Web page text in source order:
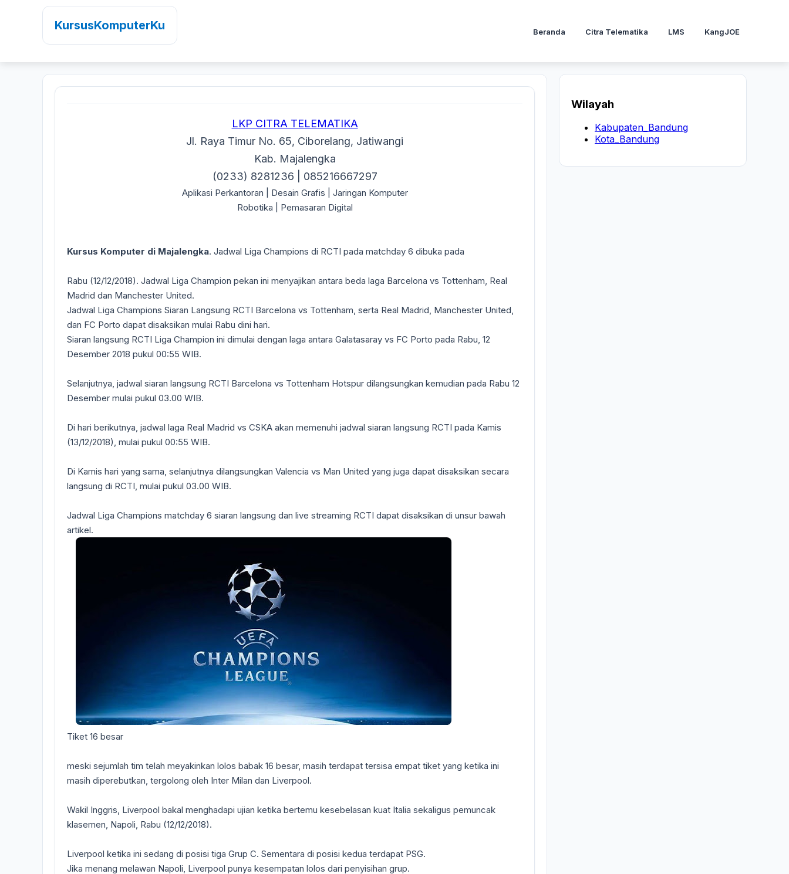
KursusKomputerKu Beranda Citra Telematika LMS KangJOE
LKP CITRA TELEMATIKA
Jl. Raya Timur No. 65, Ciborelang, Jatiwangi
Kab. Majalengka
(0233) 8281236 | 085216667297
Aplikasi Perkantoran | Desain Grafis | Jaringan Komputer
Robotika | Pemasaran Digital
Kursus Komputer di Majalengka. Jadwal Liga Champions di RCTI pada matchday 6 dibuka pada
Rabu (12/12/2018). Jadwal Liga Champion pekan ini menyajikan antara beda laga Barcelona vs Tottenham, Real
Madrid dan Manchester United.
Jadwal Liga Champions Siaran Langsung RCTI Barcelona vs Tottenham, serta Real Madrid, Manchester United,
dan FC Porto dapat disaksikan mulai Rabu dini hari.
Siaran langsung RCTI Liga Champion ini dimulai dengan laga antara Galatasaray vs FC Porto pada Rabu, 12
Desember 2018 pukul 00:55 WIB.
Selanjutnya, jadwal siaran langsung RCTI Barcelona vs Tottenham Hotspur dilangsungkan kemudian pada Rabu 12
Desember mulai pukul 03.00 WIB.
Di hari berikutnya, jadwal laga Real Madrid vs CSKA akan memenuhi jadwal siaran langsung RCTI pada Kamis
(13/12/2018), mulai pukul 00:55 WIB.
Di Kamis hari yang sama, selanjutnya dilangsungkan Valencia vs Man United yang juga dapat disaksikan secara
langsung di RCTI, mulai pukul 03.00 WIB.
Jadwal Liga Champions matchday 6 siaran langsung dan live streaming RCTI dapat disaksikan di unsur bawah
artikel.
Tiket 16 besar
meski sejumlah tim telah meyakinkan lolos babak 16 besar, masih terdapat tersisa empat tiket yang ketika ini
masih diperebutkan, tergolong oleh Inter Milan dan Liverpool.
Wakil Inggris, Liverpool bakal menghadapi ujian ketika bertemu kesebelasan kuat Italia sekaligus pemuncak
klasemen, Napoli, Rabu (12/12/2018).
Liverpool ketika ini sedang di posisi tiga Grup C. Sementara di posisi kedua terdapat PSG.
Jika menang melawan Napoli, Liverpool punya kesempatan lolos dari penyisihan grup.
Wilayah
Kabupaten_Bandung
Kota_Bandung